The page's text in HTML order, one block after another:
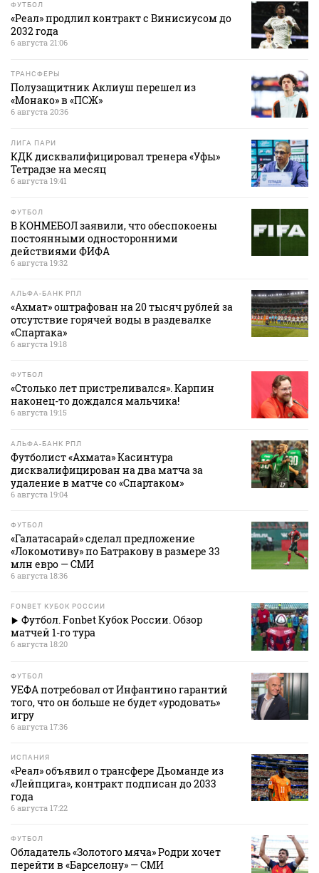
ФУТБОЛ
«Реал» продлил контракт с Винисиусом до
2032 года
6 августа 21:06
ТРАНСФЕРЫ
Полузащитник Аклиуш перешел из
«Монако» в «ПСЖ»
6 августа 20:36
ЛИГА ПАРИ
КДК дисквалифицировал тренера «Уфы»
Тетрадзе на месяц
6 августа 19:41
ФУТБОЛ
В КОНМЕБОЛ заявили, что обеспокоены
постоянными односторонними
действиями ФИФА
6 августа 19:32
АЛЬФА-БАНК РПЛ
«Ахмат» оштрафован на 20 тысяч рублей за
отсутствие горячей воды в раздевалке
«Спартака»
6 августа 19:18
ФУТБОЛ
«Столько лет пристреливался». Карпин
наконец-то дождался мальчика!
6 августа 19:15
АЛЬФА-БАНК РПЛ
Футболист «Ахмата» Касинтура
дисквалифицирован на два матча за
удаление в матче со «Спартаком»
6 августа 19:04
ФУТБОЛ
«Галатасарай» сделал предложение
«Локомотиву» по Батракову в размере 33
млн евро — СМИ
6 августа 18:36
FONBET КУБОК РОССИИ
Футбол. Fonbet Кубок России. Обзор
матчей 1-го тура
6 августа 18:20
ФУТБОЛ
УЕФА потребовал от Инфантино гарантий
того, что он больше не будет «уродовать»
игру
6 августа 17:36
ИСПАНИЯ
«Реал» объявил о трансфере Дьоманде из
«Лейпцига», контракт подписан до 2033
года
6 августа 17:22
ФУТБОЛ
Обладатель «Золотого мяча» Родри хочет
перейти в «Барселону» — СМИ